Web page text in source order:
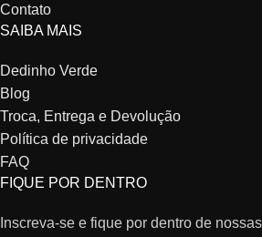
Contato
SAIBA MAIS
Dedinho Verde
Blog
Troca, Entrega e Devolução
Política de privacidade
FAQ
FIQUE POR DENTRO
Inscreva-se e fique por dentro de